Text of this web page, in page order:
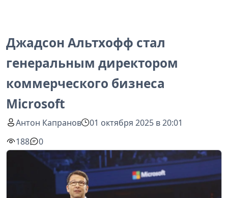
Джадсон Альтхофф стал
генеральным директором
коммерческого бизнеса
Microsoft
Антон Капранов
01 октября 2025 в 20:01
188
0